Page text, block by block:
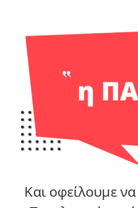
Και οφείλουμε να